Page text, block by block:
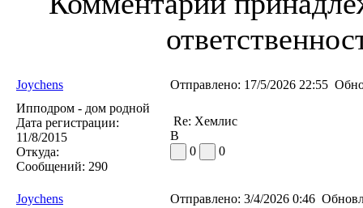
Joychens Отправлено: 17/5/2026 22:55
Ипподром - дом родной
Дата регистрации:
11/8/2015
Откуда:
Сообщений: 290
Re: Хемлис
В
0
0
Joychens Отправлено: 3/4/2026 0:46